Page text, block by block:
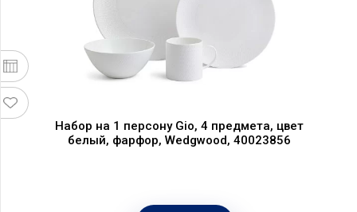
Набор на 1 персону Gio, 4 предмета, цвет
белый, фарфор, Wedgwood, 40023856